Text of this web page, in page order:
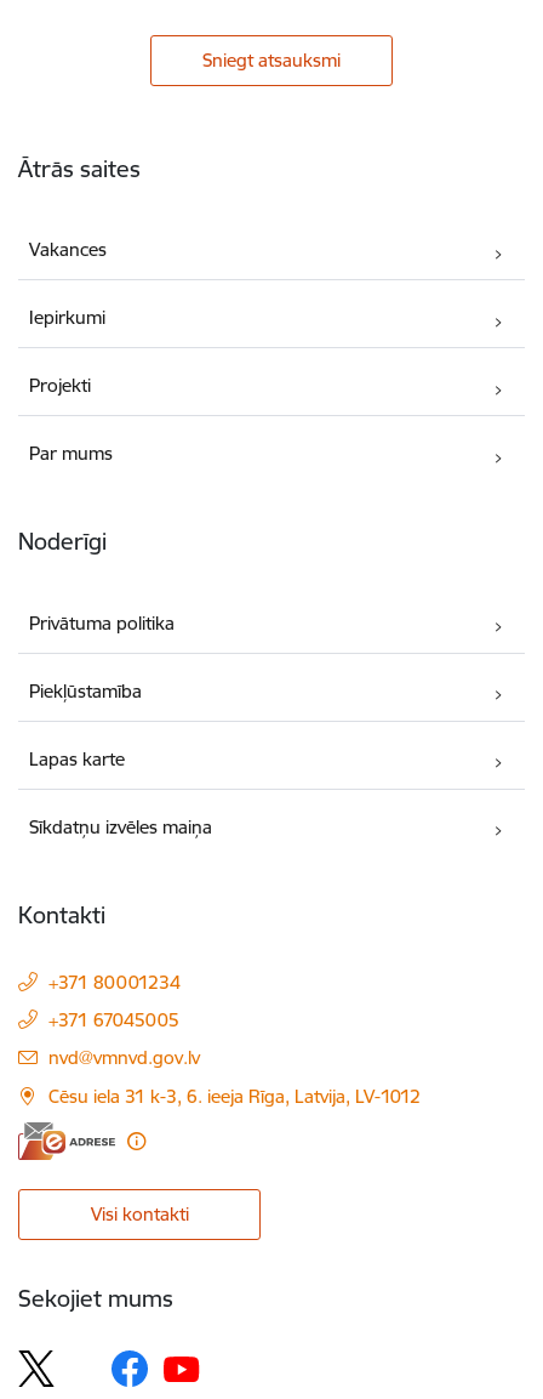
Sniegt atsauksmi
Ātrās saites
Vakances
Iepirkumi
Projekti
Par mums
Noderīgi
Privātuma politika
Piekļūstamība
Lapas karte
Sīkdatņu izvēles maiņa
Kontakti
+371 80001234
+371 67045005
E-pasts:
nvd@vmnvd.gov.lv
Cēsu iela 31 k-3, 6. ieeja Rīga, Latvija, LV-1012
Visi kontakti
Sekojiet mums